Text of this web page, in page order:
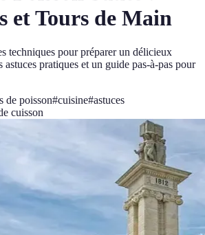
et Tours de Main
techniques pour préparer un délicieux
astuces pratiques et un guide pas-à-pas pour
de poisson#cuisine#astuces
cuisson